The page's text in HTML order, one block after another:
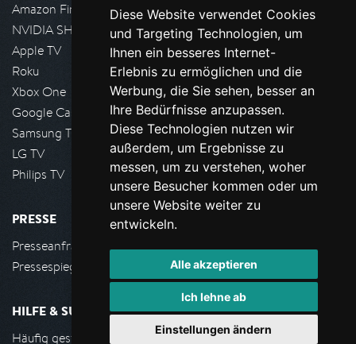
Diese Website verwendet Cookies
und Targeting Technologien, um
Ihnen ein besseres Internet-
Erlebnis zu ermöglichen und die
Werbung, die Sie sehen, besser an
Ihre Bedürfnisse anzupassen.
Diese Technologien nutzen wir
außerdem, um Ergebnisse zu
messen, um zu verstehen, woher
unsere Besucher kommen oder um
unsere Website weiter zu
entwickeln.
Alle akzeptieren
Ich lehne ab
Einstellungen ändern
Amazon FireTV
NVIDIA SHIELD, Google TV
Apple TV
Roku
Xbox One
Google Cast
Samsung TV
LG TV
Philips TV
PRESSE
Presseanfrage stellen
Pressespiegel
HILFE & SUPPORT
Häufig gestellte Fragen